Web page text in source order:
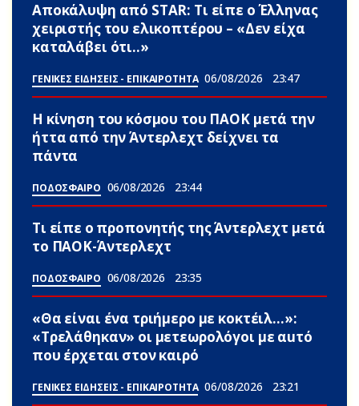
Αποκάλυψη από STAR: Τι είπε ο Έλληνας
χειριστής του ελικοπτέρου – «Δεν είχα
καταλάβει ότι..»
ΓΕΝΙΚΕΣ ΕΙΔΗΣΕΙΣ - ΕΠΙΚΑΙΡΟΤΗΤΑ 06/08/2026 23:47
Η κίνηση του κόσμου του ΠΑΟΚ μετά την
ήττα από την Άντερλεχτ δείχνει τα
πάντα
ΠΟΔΟΣΦΑΙΡΟ 06/08/2026 23:44
Τι είπε ο προπονητής της Άντερλεχτ μετά
το ΠΑΟΚ-Άντερλεχτ
ΠΟΔΟΣΦΑΙΡΟ 06/08/2026 23:35
«Θα είναι ένα τριήμερο με κοκτέιλ…»:
«Τρελάθηκαν» οι μετεωρολόγοι με αuτό
που έρχεται στον καιρό
ΓΕΝΙΚΕΣ ΕΙΔΗΣΕΙΣ - ΕΠΙΚΑΙΡΟΤΗΤΑ 06/08/2026 23:21